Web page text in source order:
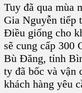
Tuy đã qua mùa
Gia Nguyễn tiếp
Điều giống cho
sẽ cung cấp 300
Bù Đăng, tỉnh
ty đã bốc và vận
khách hàng yêu